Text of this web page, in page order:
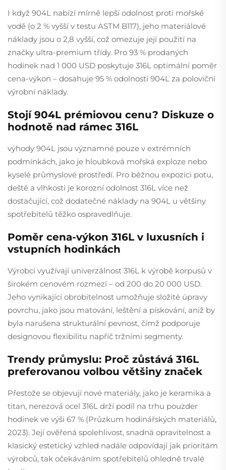
I když 904L nabízí mírně lepší odolnost proti mořské
vodě (o 2 % vyšší v testu ASTM B117), jeho materiálové
náklady jsou o 2,8 vyšší, což omezuje její použití na
značky ultra-premium třídy. Pro 93 % prodaných
hodinek nad 1 000 USD poskytuje 316L optimální poměr
cena-výkon – dosahuje 95 % odolnosti 904L za poloviční
výrobní náklady.
Stojí 904L prémiovou cenu? Diskuze o
hodnotě nad rámec 316L
výhody 904L jsou významné pouze v extrémních
podmínkách, jako je hloubková mořská exploze nebo
kyselé průmyslové prostředí. Pro běžnou expozici potu,
deště a vlhkosti je korozní odolnost 316L více než
dostačující, což dodatečné náklady na 904L u většiny
spotřebitelů těžko ospravedlňuje.
Poměr cena-výkon 316L v luxusních i
vstupních hodinkách
Výrobci využívají univerzálnost 316L k výrobě korpusů v
širokém cenovém rozmezí – od 200 do 20 000 USD.
Jeho vynikající obrobitelnost umožňuje složité úpravy
povrchu, jako jsou matování, leštění a pískování, aniž by
byla narušena strukturální pevnost, čímž podporuje
designovou flexibilitu napříč tržními segmenty.
Trendy průmyslu: Proč zůstává 316L
preferovanou volbou většiny značek
Přestože se objevují nové materiály, jako je keramika a
titan, nerezová ocel 316L drží podíl na trhu pouzder
hodinek ve výši 67 % (Průzkum hodinářských materiálů,
2023). Její ověřená spolehlivost, snadná opravitelnost a
klasický estetický vzhled nadále odpovídají jak prioritám
výrobců, tak očekáváním spotřebitelů ohledně trvalé